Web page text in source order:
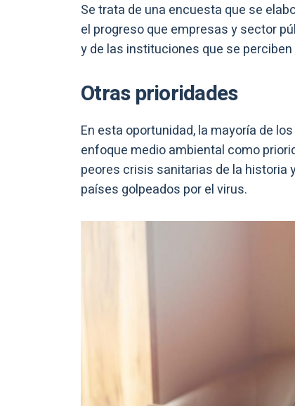
Se trata de una encuesta que se
el progreso que empresas y sector
y de las instituciones que se
Otras prioridades
En esta oportunidad, la mayoría de
enfoque medio ambiental como
peores crisis sanitarias de la historia
países golpeados por el virus.